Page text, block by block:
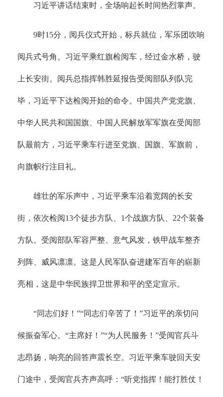
习近平讲话结束时，全场响起长时间热烈掌声。
9时15分，阅兵仪式开始，标兵就位，军乐团吹响
阅兵式号角。习近平乘红旗检阅车，经过金水桥，驶
上长安街。阅兵总指挥韩胜延报告受阅部队列队完
毕，习近平下达检阅开始的命令。中国共产党党旗、
中华人民共和国国旗、中国人民解放军军旗在受阅部
队最前方，习近平乘车行进至党旗、国旗、军旗前，
向旗帜行注目礼。
雄壮的军乐声中，习近平乘车沿着宽阔的长安
街，依次检阅13个徒步方队、1个战旗方队、22个装备
方队。受阅部队军容严整、意气风发，铁甲战车整齐
列阵、威风凛凛。这是人民军队奋进建军百年的崭新
亮相，这是中华民族捍卫世界和平的坚定宣示。
“同志们好！”“同志们辛苦了！”习近平的亲切问
候振奋军心。“主席好！”“为人民服务！”受阅官兵斗
志昂扬，响亮的回答声震长空。习近平乘车驶回天安
门途中，受阅官兵齐声高呼：“听党指挥！能打胜仗！